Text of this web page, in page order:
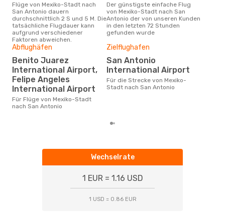
Flüge von Mexiko-Stadt nach
San Antonio dauern
durchschnittlich 2 S und 5 M. Die
tatsächliche Flugdauer kann
aufgrund verschiedener
Faktoren abweichen.
Der günstigste einfache Flug
von Mexiko-Stadt nach San
Antonio der von unseren Kunden
in den letzten 72 Stunden
gefunden wurde
Abflughäfen
Benito Juarez
International Airport,
Felipe Angeles
International Airport
Für Flüge von Mexiko-Stadt
nach San Antonio
Zielflughafen
San Antonio
International Airport
Für die Strecke von Mexiko-
Stadt nach San Antonio
Wechselrate
1 EUR = 1.16 USD
1 USD = 0.86 EUR